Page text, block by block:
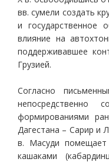
вв. сумели создать
и государственное
влияние на
поддерживавшее
Грузией.
Согласно
непосредственно
формированиями
Дагестана – Сарир и
в. Масуди
кашаками